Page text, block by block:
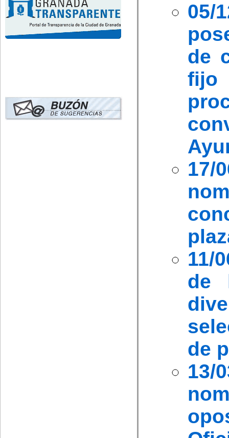
de
fijo
11/
de
de